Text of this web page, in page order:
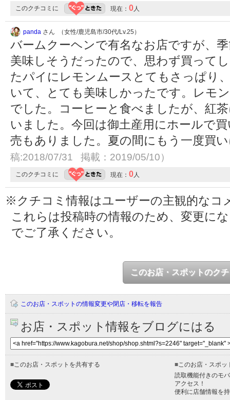
このクチコミに 現在： 0人
panda さん （女性/鹿児島市/30代/Lv.25）
バームクーヘンで有名なお店ですが、
美味しそうだったので、思わず買って
たパイにレモンムースとてもさっぱり
いて、とても美味しかったです。レモ
でした。コーヒーと食べましたが、紅
いました。今回は御土産用にホールで
売もありました。夏の間にもう一度買
稿:2018/07/31 掲載：2019/05/10）
このクチコミに 現在： 0人
※クチコミ情報はユーザーの主観的なコ
これらは投稿時の情報のため、変更に
でご了承ください。
このお店・スポットのク
このお店・スポットの情報変更や閉店・移転を報告
お店・スポット情報をブログにはる
■このお店・スポットを共有する ■このお店・スポッ
読取機能付きのモ
アクセス！
便利に店舗情報を